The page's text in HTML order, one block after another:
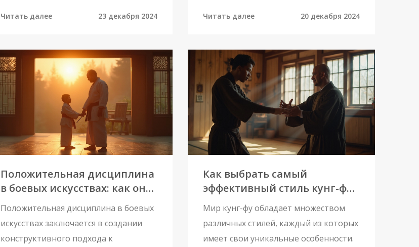
проблем и разочарований. Статья
которых следует избегать, и на что
обратить внимание при выборе
наставника. Узнайте, какими
качествами должен обладать
хороший тренер и какие вопросы
задать на первом занятии. Эта
информация поможет вам сделать
тренировки станут более
продуктивными и безопасными.
Читать далее 23 декабря 2024
нескольких недель и даже месяцев,
Правильная стратегия
восстановления поможет не только
избежать дальнейшего истощения, но
и повысить эффективность занятий. В
статье описываются причины
возникновения выгорания, а также
практические советы по его
Читать далее 20 декабря 2024
Положительная дисциплина
в боевых искусствах: как она
работает и зачем нужна
Положительная дисциплина в боевых
искусствах заключается в создании
конструктивного подхода к
Как выбрать самый
эффективный стиль кунг-фу
для самообороны
Мир кунг-фу обладает множеством
различных стилей, каждый из которых
имеет свои уникальные особенности.